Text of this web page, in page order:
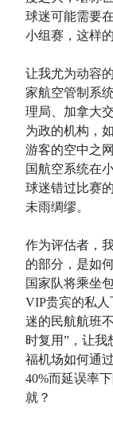
球迷可能需要
小组赛，这样
让我尤为动容
家航空管制系
理局、加拿大
为政的机构，
游客的空中之
国航空系统在
球迷错过比赛
未雨绸缪。
作为评估者，
的部分，是如
国家队将乘坐
VIP贵宾的私
迷的民航航班
时复用”，让我
福机场如何通
40%而延误率
就？